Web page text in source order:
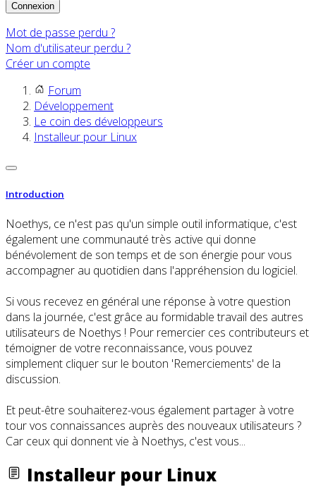
Connexion
Mot de passe perdu ?
Nom d'utilisateur perdu ?
Créer un compte
Forum
Développement
Le coin des développeurs
Installeur pour Linux
Introduction
Noethys, ce n'est pas qu'un simple outil informatique, c'est
également une communauté très active qui donne
bénévolement de son temps et de son énergie pour vous
accompagner au quotidien dans l'appréhension du logiciel.
Si vous recevez en général une réponse à votre question
dans la journée, c'est grâce au formidable travail des autres
utilisateurs de Noethys ! Pour remercier ces contributeurs et
témoigner de votre reconnaissance, vous pouvez
simplement cliquer sur le bouton 'Remerciements' de la
discussion.
Et peut-être souhaiterez-vous également partager à votre
tour vos connaissances auprès des nouveaux utilisateurs ?
Car ceux qui donnent vie à Noethys, c'est vous...
Installeur pour Linux